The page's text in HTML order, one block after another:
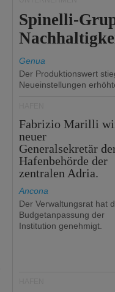
Spinelli-
Genua
Der Produktionswert
Neueinstellungen
Fabrizio Marilli
neuer
Generalsekretär
Hafenbehörde der
zentralen Adria.
Ancona
Der Verwaltungsrat hat
Budgetanpassung der
Institution genehmigt.